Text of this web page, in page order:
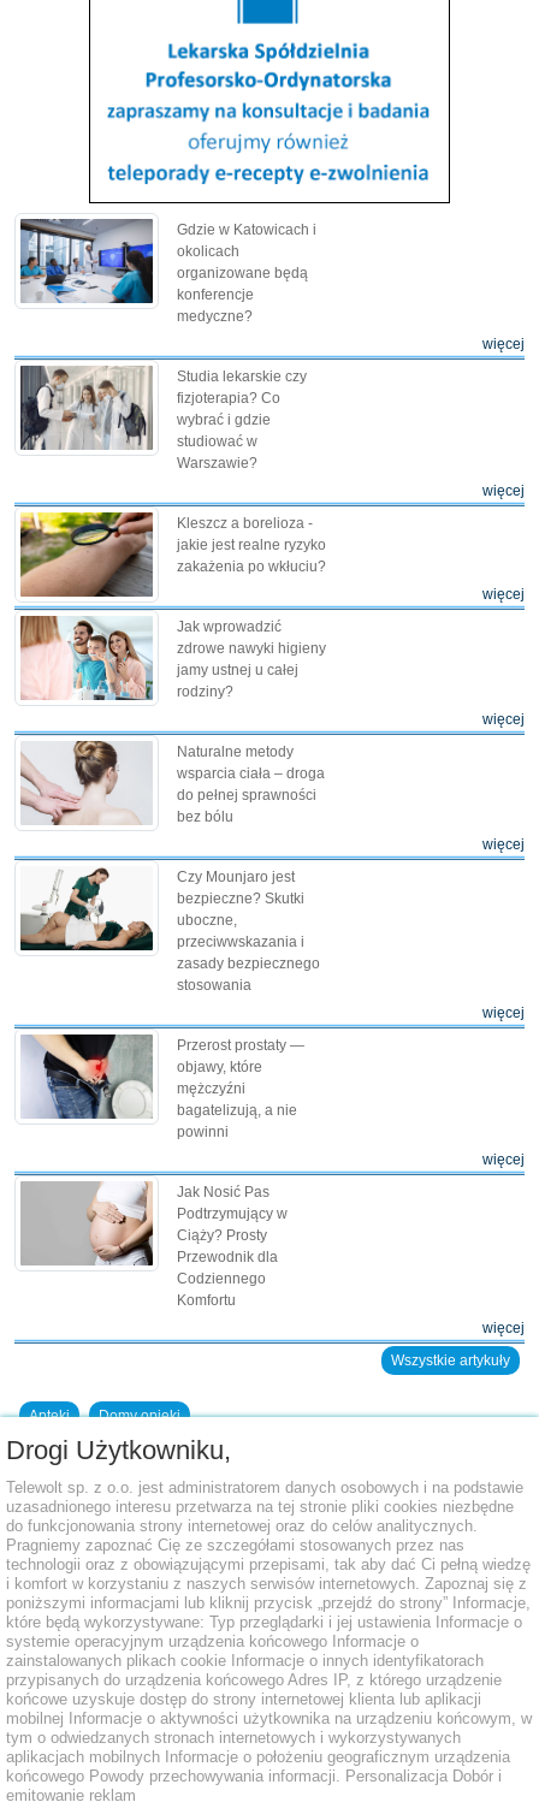
Gdzie w Katowicach i
okolicach
organizowane będą
konferencje
medyczne?
więcej
Studia lekarskie czy
fizjoterapia? Co
wybrać i gdzie
studiować w
Warszawie?
więcej
Kleszcz a borelioza -
jakie jest realne ryzyko
zakażenia po wkłuciu?
więcej
Jak wprowadzić
zdrowe nawyki higieny
jamy ustnej u całej
rodziny?
więcej
Naturalne metody
wsparcia ciała – droga
do pełnej sprawności
bez bólu
więcej
Czy Mounjaro jest
bezpieczne? Skutki
uboczne,
przeciwwskazania i
zasady bezpiecznego
stosowania
więcej
Przerost prostaty —
objawy, które
mężczyźni
bagatelizują, a nie
powinni
więcej
Jak Nosić Pas
Podtrzymujący w
Ciąży? Prosty
Przewodnik dla
Codziennego
Komfortu
więcej
Wszystkie artykuły
Apteki Domy opieki
Dodaj placówkę do bazy
Drogi Użytkowniku,
Telewolt sp. z o.o. jest administratorem danych osobowych i na podstawie
uzasadnionego interesu przetwarza na tej stronie pliki cookies niezbędne
do funkcjonowania strony internetowej oraz do celów analitycznych.
Pragniemy zapoznać Cię ze szczegółami stosowanych przez nas
technologii oraz z obowiązującymi przepisami, tak aby dać Ci pełną wiedzę
i komfort w korzystaniu z naszych serwisów internetowych. Zapoznaj się z
poniższymi informacjami lub kliknij przycisk „przejdź do strony” Informacje,
które będą wykorzystywane: Typ przeglądarki i jej ustawienia Informacje o
systemie operacyjnym urządzenia końcowego Informacje o
zainstalowanych plikach cookie Informacje o innych identyfikatorach
przypisanych do urządzenia końcowego Adres IP, z którego urządzenie
końcowe uzyskuje dostęp do strony internetowej klienta lub aplikacji
mobilnej Informacje o aktywności użytkownika na urządzeniu końcowym, w
tym o odwiedzanych stronach internetowych i wykorzystywanych
aplikacjach mobilnych Informacje o położeniu geograficznym urządzenia
końcowego Powody przechowywania informacji. Personalizacja Dobór i
emitowanie reklam